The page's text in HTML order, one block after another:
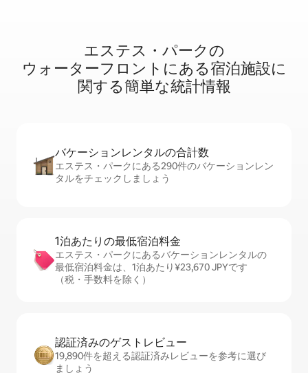
エステス・パークの
ウ⁠ォ⁠ー⁠タ⁠ー⁠フ⁠ロ⁠ン⁠ト⁠に⁠あ⁠る宿⁠泊⁠施⁠設⁠に
関⁠す⁠る簡⁠単⁠な統⁠計⁠情⁠報
バケーションレ⁠ン⁠タ⁠ル⁠の合⁠計⁠数
エステス・パークにある290件のバケーションレン
タルをチェックしましょう
1泊あたりの最⁠低⁠宿⁠泊⁠料⁠金
エステス・パークにあるバケーションレンタルの
最低宿泊料金は、1泊あたり¥23,670 JPYです
（税・手数料を除く）
認証済みのゲ⁠ス⁠ト⁠レ⁠ビ⁠ュ⁠ー
19,890件を超える認証済みレビューを参考に選び
ましょう